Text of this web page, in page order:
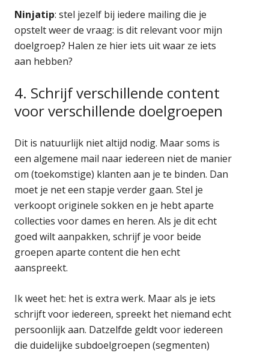
Ninjatip: stel jezelf bij iedere mailing die je
opstelt weer de vraag: is dit relevant voor mijn
doelgroep? Halen ze hier iets uit waar ze iets
aan hebben?
4. Schrijf verschillende content
voor verschillende doelgroepen
Dit is natuurlijk niet altijd nodig. Maar soms is
een algemene mail naar iedereen niet de manier
om (toekomstige) klanten aan je te binden. Dan
moet je net een stapje verder gaan. Stel je
verkoopt originele sokken en je hebt aparte
collecties voor dames en heren. Als je dit echt
goed wilt aanpakken, schrijf je voor beide
groepen aparte content die hen echt
aanspreekt.
Ik weet het: het is extra werk. Maar als je iets
schrijft voor iedereen, spreekt het niemand echt
persoonlijk aan. Datzelfde geldt voor iedereen
die duidelijke subdoelgroepen (segmenten)